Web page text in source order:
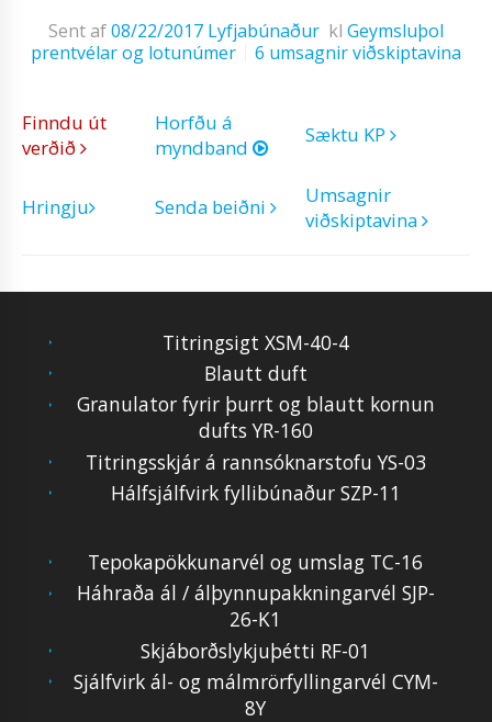
Sent af08/22/2017 Lyfjabúnaður kl Geymsluþol
prentvélar og lotunúmer
6 umsagnir viðskiptavina
Finndu út
verðið
Horfðu á
myndband
Sæktu KP
Hringju Senda beiðni
Umsagnir
viðskiptavina
Titringsigt XSM-40-4
Blautt duft
Granulator fyrir þurrt og blautt kornun
dufts YR-160
Titringsskjár á rannsóknarstofu YS-03
Hálfsjálfvirk fyllibúnaður SZP-11
Tepokapökkunarvél og umslag TC-16
Háhraða ál / álþynnupakkningarvél SJP-
26-K1
Skjáborðslykjuþétti RF-01
Sjálfvirk ál- og málmrörfyllingarvél CYM-
8Y